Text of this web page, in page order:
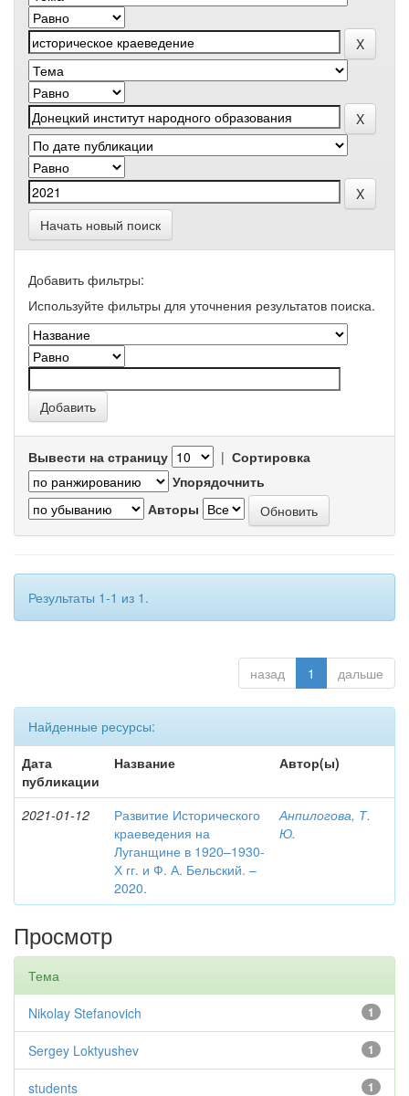
Начать новый поиск
Добавить фильтры:
Используйте фильтры для уточнения результатов поиска.
Вывести на страницу | Сортировка
Упорядочнить
Авторы
Результаты 1-1 из 1.
назад 1 дальше
Найденные ресурсы:
Дата
публикации
Название Автор(ы)
2021-01-12
Развитие Исторического
краеведения на
Луганщине в 1920–1930-
Х гг. и Ф. А. Бельский. –
2020.
Анпилогова, Т.
Ю.
Просмотр
Тема
1
Nikolay Stefanovich
1
Sergey Loktyushev
1
students